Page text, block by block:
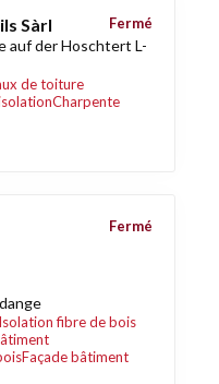
Sàrl
auf der Hoschtert L-
de toiture
Charpente
Fermé
Isolation fibre de bois
Façade bâtiment
Fermé